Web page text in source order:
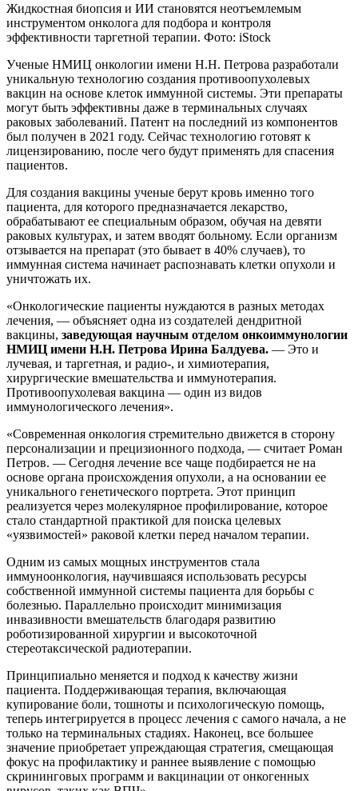
Жидкостная биопсия и ИИ становятся неотъемлемым
инструментом онколога для подбора и контроля
эффективности таргетной терапии. Фото: iStock
Ученые НМИЦ онкологии имени Н.Н. Петрова разработали
уникальную технологию создания противоопухолевых
вакцин на основе клеток иммунной системы. Эти препараты
могут быть эффективны даже в терминальных случаях
раковых заболеваний. Патент на последний из компонентов
был получен в 2021 году. Сейчас технологию готовят к
лицензированию, после чего будут применять для спасения
пациентов.
Для создания вакцины ученые берут кровь именно того
пациента, для которого предназначается лекарство,
обрабатывают ее специальным образом, обучая на девяти
раковых культурах, и затем вводят больному. Если организм
отзывается на препарат (это бывает в 40% случаев), то
иммунная система начинает распознавать клетки опухоли и
уничтожать их.
«Онкологические пациенты нуждаются в разных методах
лечения, — объясняет одна из создателей дендритной
вакцины, заведующая научным отделом онкоиммунологии
НМИЦ имени Н.Н. Петрова Ирина Балдуева. — Это и
лучевая, и таргетная, и радио-, и химиотерапия,
хирургические вмешательства и иммунотерапия.
Противоопухолевая вакцина — один из видов
иммунологического лечения».
«Современная онкология стремительно движется в сторону
персонализации и прецизионного подхода, — считает Роман
Петров. — Сегодня лечение все чаще подбирается не на
основе органа происхождения опухоли, а на основании ее
уникального генетического портрета. Этот принцип
реализуется через молекулярное профилирование, которое
стало стандартной практикой для поиска целевых
«уязвимостей» раковой клетки перед началом терапии.
Одним из самых мощных инструментов стала
иммуноонкология, научившаяся использовать ресурсы
собственной иммунной системы пациента для борьбы с
болезнью. Параллельно происходит минимизация
инвазивности вмешательств благодаря развитию
роботизированной хирургии и высокоточной
стереотаксической радиотерапии.
Принципиально меняется и подход к качеству жизни
пациента. Поддерживающая терапия, включающая
купирование боли, тошноты и психологическую помощь,
теперь интегрируется в процесс лечения с самого начала, а не
только на терминальных стадиях. Наконец, все большее
значение приобретает упреждающая стратегия, смещающая
фокус на профилактику и раннее выявление с помощью
скрининговых программ и вакцинации от онкогенных